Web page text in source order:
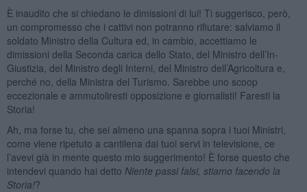
È inaudito che si chiedano le dimissioni di lui! Ti suggerisco, però,
un compromesso che i cattivi non potranno rifiutare: salviamo il
soldato Ministro della Cultura ed, in cambio, accettiamo le
dimissioni della Seconda carica dello Stato, del Ministro dell’In-
Giustizia, del Ministro degli Interni, del Ministro dell’Agricoltura e,
perché no, della Ministra del Turismo. Sarebbe uno scoop
eccezionale e ammutoliresti opposizione e giornalisti! Faresti la
Storia!
Ah, ma forse tu, che sei almeno una spanna sopra i tuoi Ministri,
come viene ripetuto a cantilena dai tuoi servi in televisione, ce
l’avevi già in mente questo mio suggerimento! È forse questo che
intendevi quando hai detto Niente passi falsi, stiamo facendo la
Storia!?